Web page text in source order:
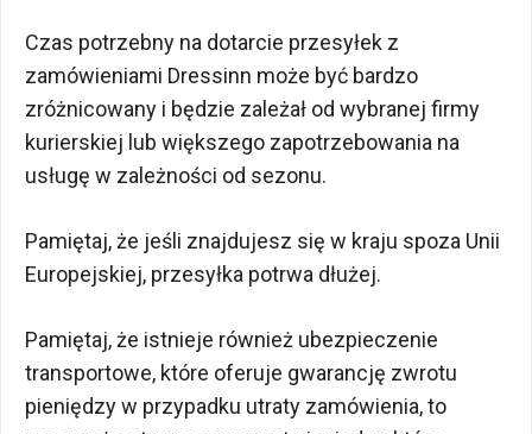
Czas potrzebny na dotarcie przesyłek z
zamówieniami Dressinn może być bardzo
zróżnicowany i będzie zależał od wybranej firmy
kurierskiej lub większego zapotrzebowania na
usługę w zależności od sezonu.
Pamiętaj, że jeśli znajdujesz się w kraju spoza Unii
Europejskiej, przesyłka potrwa dłużej.
Pamiętaj, że istnieje również ubezpieczenie
transportowe, które oferuje gwarancję zwrotu
pieniędzy w przypadku utraty zamówienia, to